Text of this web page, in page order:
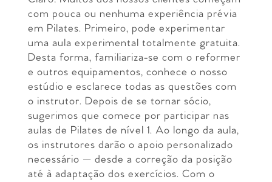
com pouca ou nenhuma experiência prévia
em Pilates. Primeiro, pode experimentar
uma aula experimental totalmente gratuita.
Desta forma, familiariza-se com o reformer
e outros equipamentos, conhece o nosso
estúdio e esclarece todas as questões com
o instrutor. Depois de se tornar sócio,
sugerimos que comece por participar nas
aulas de Pilates de nível 1. Ao longo da aula,
os instrutores darão o apoio personalizado
necessário — desde a correção da posição
até à adaptação dos exercícios. Com o